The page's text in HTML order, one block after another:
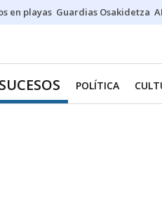
en playas Guardias Osakidetza
SUCESOS POLÍTICA